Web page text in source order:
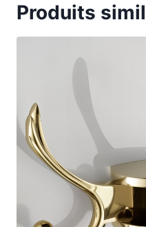
Produits